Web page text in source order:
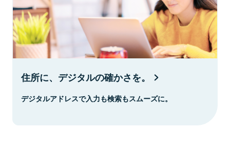
住所に、デジタルの確かさを。
デジタルアドレスで入力も検索もスムーズに。